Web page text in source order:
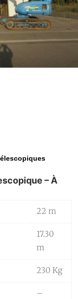
– À
22 m
17.30
m
230 Kg
–